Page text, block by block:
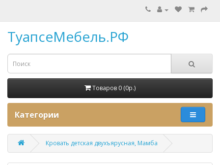
ТуапсеМебель.РФ
Товаров 0 (0p.)
Категории
Кровать детская двухъярусная, Мамба